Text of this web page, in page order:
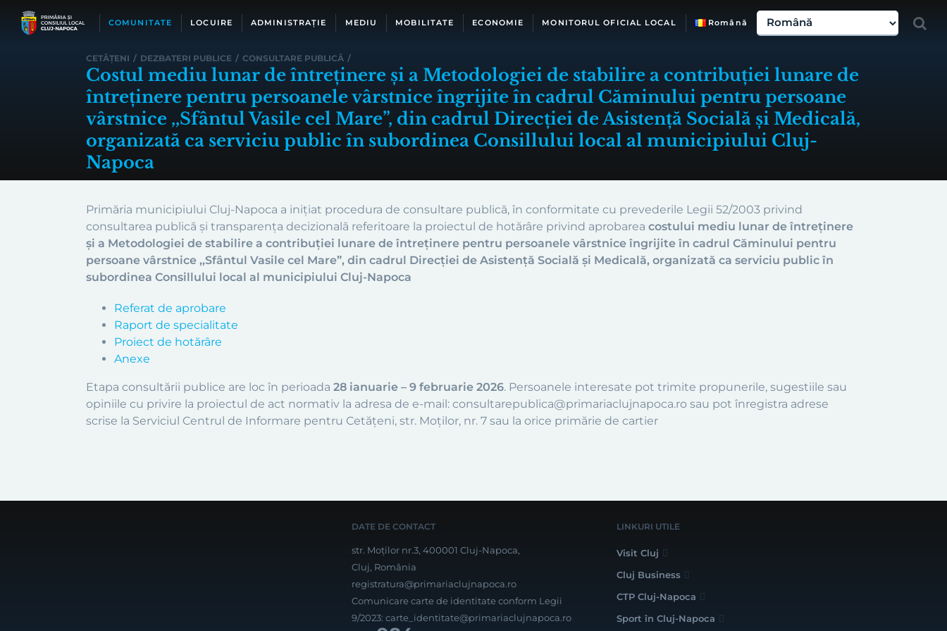
COMUNITATE LOCUIRE ADMINISTRAȚIE MEDIU MOBILITATE ECONOMIE MONITORUL OFICIAL LOCAL Română
CETĂȚENI / DEZBATERI PUBLICE / CONSULTARE PUBLICĂ /
Costul mediu lunar de întreținere și a Metodologiei de stabilire a contribuției lunare de
întreținere pentru persoanele vârstnice îngrijite în cadrul Căminului pentru persoane
vârstnice ,,Sfântul Vasile cel Mare”, din cadrul Direcției de Asistență Socială și Medicală,
organizată ca serviciu public în subordinea Consillului local al municipiului Cluj-
Napoca
Primăria municipiului Cluj-Napoca a inițiat procedura de consultare publică, în conformitate cu prevederile Legii 52/2003 privind
consultarea publică și transparența decizională referitoare la proiectul de hotărâre privind aprobarea costului mediu lunar de întreținere
și a Metodologiei de stabilire a contribuției lunare de întreținere pentru persoanele vârstnice îngrijite în cadrul Căminului pentru
persoane vârstnice ,,Sfântul Vasile cel Mare”, din cadrul Direcției de Asistență Socială și Medicală, organizată ca serviciu public în
subordinea Consillului local al municipiului Cluj-Napoca
Referat de aprobare
Raport de specialitate
Proiect de hotărâre
Anexe
Etapa consultării publice are loc în perioada 28 ianuarie – 9 februarie 2026. Persoanele interesate pot trimite propunerile, sugestiile sau
opiniile cu privire la proiectul de act normativ la adresa de e-mail: consultarepublica@primariaclujnapoca.ro sau pot înregistra adrese
scrise la Serviciul Centrul de Informare pentru Cetățeni, str. Moților, nr. 7 sau la orice primărie de cartier
DATE DE CONTACT
str. Moților nr.3, 400001 Cluj-Napoca,
Cluj, România
registratura@primariaclujnapoca.ro
Comunicare carte de identitate conform Legii
9/2023: carte_identitate@primariaclujnapoca.ro
LINKURI UTILE
Visit Cluj
Cluj Business
CTP Cluj-Napoca
Sport în Cluj-Napoca